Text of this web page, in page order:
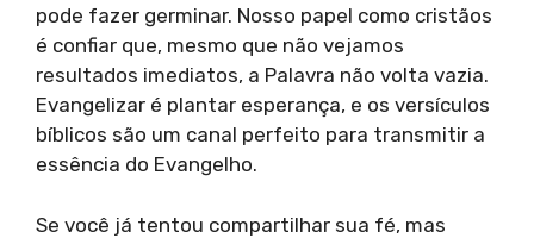
pode fazer germinar. Nosso papel como cristãos
é confiar que, mesmo que não vejamos
resultados imediatos, a Palavra não volta vazia.
Evangelizar é plantar esperança, e os versículos
bíblicos são um canal perfeito para transmitir a
essência do Evangelho.
Se você já tentou compartilhar sua fé, mas